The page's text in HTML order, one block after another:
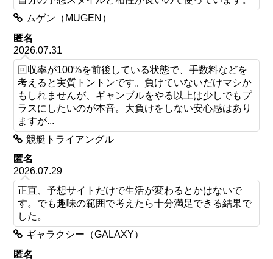
ムゲン（MUGEN）
匿名
2026.07.31
回収率が100%を前後している状態で、手数料などを
考えると実質トントンです。負けていないだけマシか
もしれませんが、ギャンブルをやる以上は少しでもプ
ラスにしたいのが本音。大負けをしない安心感はあり
ますが...
競艇トライアングル
匿名
2026.07.29
正直、予想サイトだけで生活が変わるとかはないで
す。でも趣味の範囲で考えたら十分満足できる結果で
した。
ギャラクシー（GALAXY）
匿名